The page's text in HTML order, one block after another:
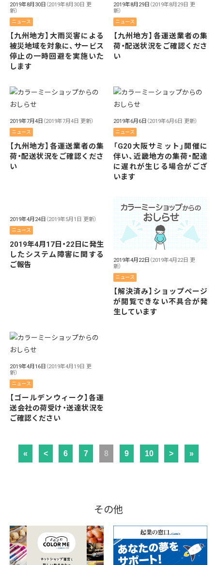
2019年8月30日 （2019年8月30日 更
新）
ニュース
【九州地方】大雨災害による
被災地域を対象に、サービス
停止の一時回避を実施いた
します
2019年8月29日 （2019年8月29日 更
新）
ニュース
【九州地方】各運送業者の集
荷・配送状況をご確認くださ
い
2019年7月4日 （2019年7月4日 更新）
ニュース
【九州地方】各運送業者の集
荷・配送状況をご確認くださ
い
2019年6月6日 （2019年6月6日 更新）
ニュース
「G20大阪サミット」開催に
伴い、近畿地方の集荷・配達
に遅れが生じる場合がござ
います
2019年4月24日 （2019年5月1日 更新）
ニュース
2019年4月17日・22日に発生
したシステム障害に関する
ご報告
2019年4月22日 （2019年4月22日 更
新）
ニュース
【解決済み】ショップページ
が閲覧できない不具合が発
生しています
2019年4月16日 （2019年4月19日 更
新）
ニュース
【ゴールデンウィーク】各運
送会社の荷受け・送達状況を
ご確認ください
« < 6 7 8 9 10 > »
その他